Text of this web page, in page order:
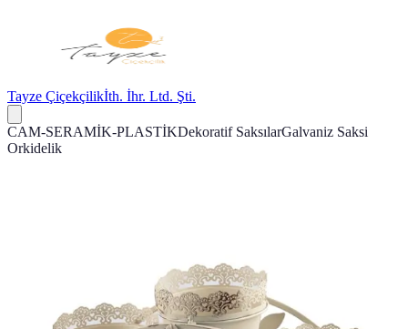
Tayze Çiçekçilikİth. İhr. Ltd. Şti.
CAM-SERAMİK-PLASTİKDekoratif SaksılarGalvaniz Saksi
Orkidelik